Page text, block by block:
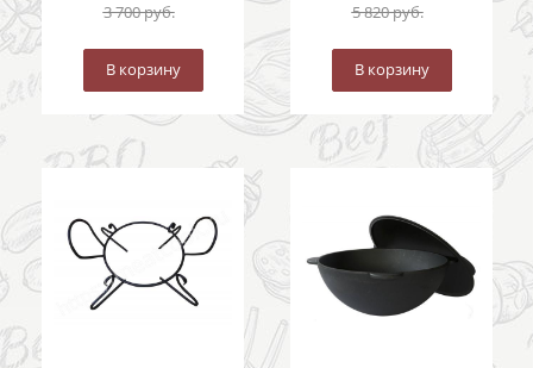
3 700руб.
В корзину
5 820руб.
В корзину